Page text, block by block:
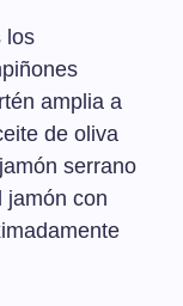
los
amplia a
de oliva
serrano
jamón con